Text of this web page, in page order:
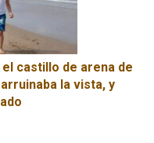
castillo de arena de
la vista, y